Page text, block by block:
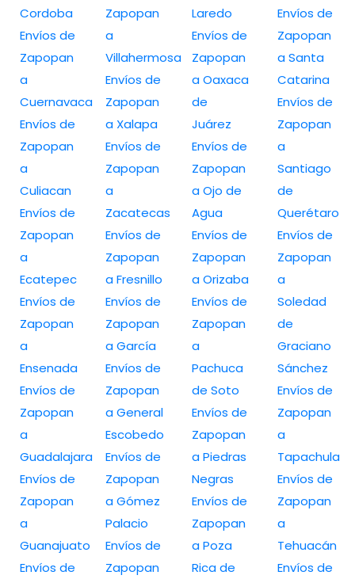
Cordoba
Envíos de
Zapopan
a
Cuernavaca
Envíos de
Zapopan
a
Culiacan
Envíos de
Zapopan
a
Ecatepec
Envíos de
Zapopan
a
Ensenada
Envíos de
Zapopan
a
Guadalajara
Envíos de
Zapopan
a
Guanajuato
Envíos de
Zapopan
a
Villahermosa
Envíos de
Zapopan
a Xalapa
Envíos de
Zapopan
a
Zacatecas
Envíos de
Zapopan
a Fresnillo
Envíos de
Zapopan
a García
Envíos de
Zapopan
a General
Escobedo
Envíos de
Zapopan
a Gómez
Palacio
Envíos de
Zapopan
Laredo
Envíos de
Zapopan
a Oaxaca
de
Juárez
Envíos de
Zapopan
a Ojo de
Agua
Envíos de
Zapopan
a Orizaba
Envíos de
Zapopan
a
Pachuca
de Soto
Envíos de
Zapopan
a Piedras
Negras
Envíos de
Zapopan
a Poza
Rica de
Envíos de
Zapopan
a Santa
Catarina
Envíos de
Zapopan
a
Santiago
de
Querétaro
Envíos de
Zapopan
a
Soledad
de
Graciano
Sánchez
Envíos de
Zapopan
a
Tapachula
Envíos de
Zapopan
a
Tehuacán
Envíos de